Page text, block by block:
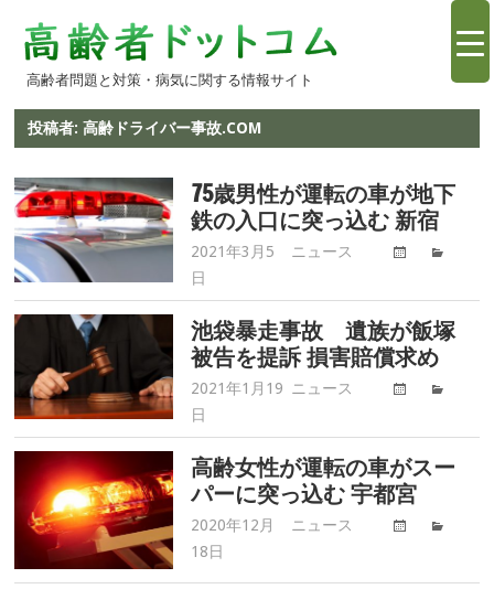
ス
キ
ッ
プ
齢
者
情
報.com
高齢者問題と対策・病気に関する情報サイト
投稿者: 高齢ドライバー事故.COM
75歳男性が運転の車が地下
鉄の入口に突っ込む 新宿
2021年3月5
日
高
ド
ラ
イ
バ
事
故.com
ニュース
池袋暴走事故 遺族が飯塚
被告を提訴 損害賠償求め
2021年1月19
日
高
ド
ラ
バ
ニュース
高齢女性が運転の車がスー
パーに突っ込む 宇都宮
2020年12月
18日
高
ド
ニュース